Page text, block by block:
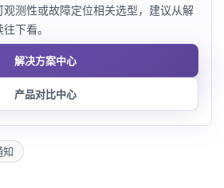
测性或故障定位相关选型，建议从解
下看。
解决方案中心
产品对比中心